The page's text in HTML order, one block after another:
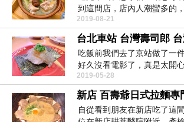
到這間店，店內人潮蠻多的
我們就登記後...
2019-08-21
吃飯前我們去了京站做了一
好久沒看電影了，真是太開
嘆娜...
2019-05-28
自從看到朋友在新店吃了這